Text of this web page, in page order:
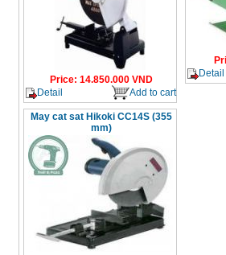
Price: 14.850.000VND
Detail
Add to cart
Detail
May cat sat Hikoki CC14S (355
mm)